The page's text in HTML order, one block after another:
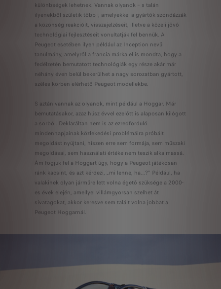
különbségek lehetnek. Vannak olyanok – s talán
ilyenekből születik több -, amelyekkel a gyártók szondázzák
a közönség reakcióit, visszajelzéseit, illetve a közeli jövő
technológiai fejlesztéseit vonultatják fel bennük. A
Peugeot esetében ilyen például az Inception nevű
tanulmány, amelyről a francia márka el is mondta, hogy a
fedélzetén bemutatott technológiák egy része akár már
néhány éven belül bekerülhet a nagy sorozatban gyártott,
széles körben elérhető Peugeot modellekbe.
S aztán vannak az olyanok, mint például a Hoggar. Már
bemutatásakor, azaz húsz évvel ezelőtt is alaposan kilógott
a sorból. Deklaráltan nem is az ezredforduló
mindennapjainak közlekedési problémáira próbált
megoldást nyújtani, hiszen erre sem formája, sem műszaki
megoldásai, sem használati értéke nem teszik alkalmassá.
Ám fogjuk fel a Hoggart úgy, hogy a Peugeot játékosan
ránk kacsint, és azt kérdezi, „mi lenne, ha…?” Például, ha
valakinek olyan járműre lett volna égető szüksége a 2000-
es évek elején, amellyel villámgyorsan szelhet át
sivatagokat, akkor keresve sem talált volna jobbat a
Peugeot Hoggarnál.